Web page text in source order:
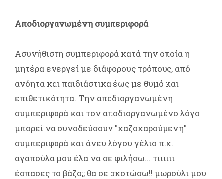
Αποδιοργανωμένη συμπεριφορά
Ασυνήθιστη συμπεριφορά κατά την οποία η
μητέρα ενεργεί με διάφορους τρόπους, από
ανόητα και παιδιάστικα έως με θυμό και
επιθετικότητα. Την αποδιοργανωμένη
συμπεριφορά και τον αποδιοργανωμένο λόγο
μπορεί να συνοδεύσουν "χαζοχαρούμενη"
συμπεριφορά και άνευ λόγου γέλιο π.χ.
αγαπούλα μου έλα να σε φιλήσω... τιιιιιι
έσπασες το βάζο;; θα σε σκοτώσω!! μωρούλι μου